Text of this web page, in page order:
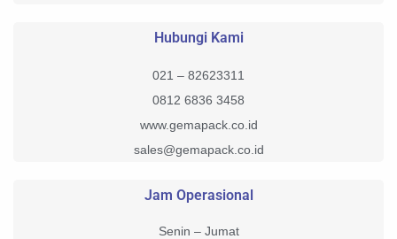
Hubungi Kami
021 – 82623311
0812 6836 3458
www.gemapack.co.id
sales@gemapack.co.id
Jam Operasional
Senin – Jumat